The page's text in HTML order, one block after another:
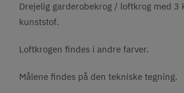
Drejelig garderobekrog / loftkrog med 3
kunststof.
Loftkrogen findes i andre farver.
Målene findes på den tekniske tegning.